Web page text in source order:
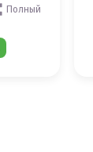
Полный